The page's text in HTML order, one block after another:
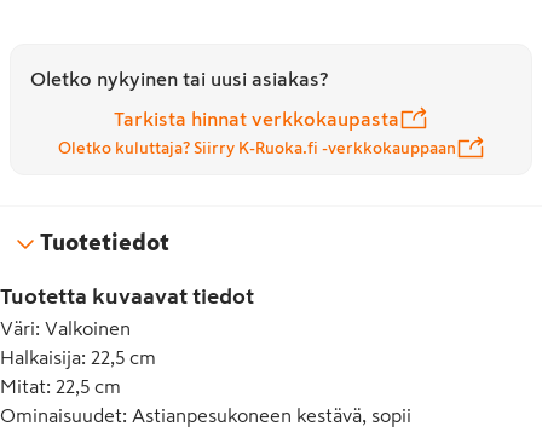
Oletko nykyinen tai uusi asiakas?
Tarkista hinnat verkkokaupasta
Oletko kuluttaja? Siirry K-Ruoka.fi -verkkokauppaan
Tuotetiedot
Tuotetta kuvaavat tiedot
Väri: Valkoinen
Halkaisija: 22,5 cm
Mitat: 22,5 cm
Ominaisuudet: Astianpesukoneen kestävä, sopii